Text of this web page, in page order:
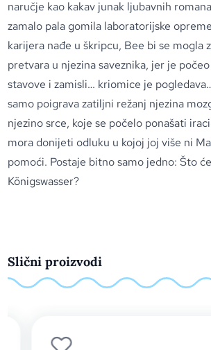
naručje kao kakav junak ljubavnih
zamalo pala gomila laboratorijske
karijera nađe u škripcu, Bee bi se mogla
pretvara u njezina saveznika, jer je
stavove i zamisli… kriomice je
samo poigrava zatiljni režanj njezina
njezino srce, koje se počelo ponašati
mora donijeti odluku u kojoj joj više ni
pomoći. Postaje bitno samo jedno: Što
Königswasser?
Slični proizvodi